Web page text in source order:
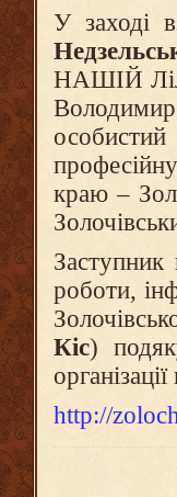
У заході
НАШІЙ
Володимир
краю –
Заступник
роботи,
Кіс)
http://